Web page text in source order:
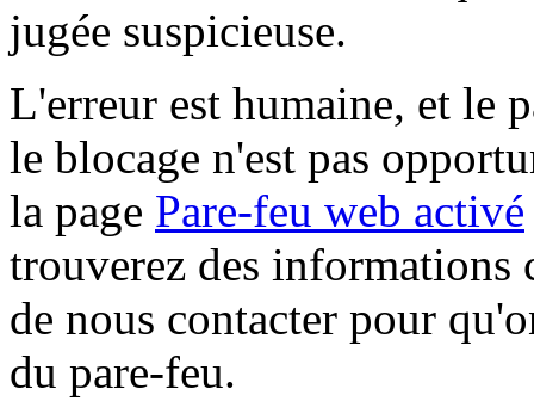
jugée suspicieuse.
L'erreur est humaine, et le
le blocage n'est pas
la page Pare-feu web activé
trouverez des informations
de nous contacter pour
du pare-feu.